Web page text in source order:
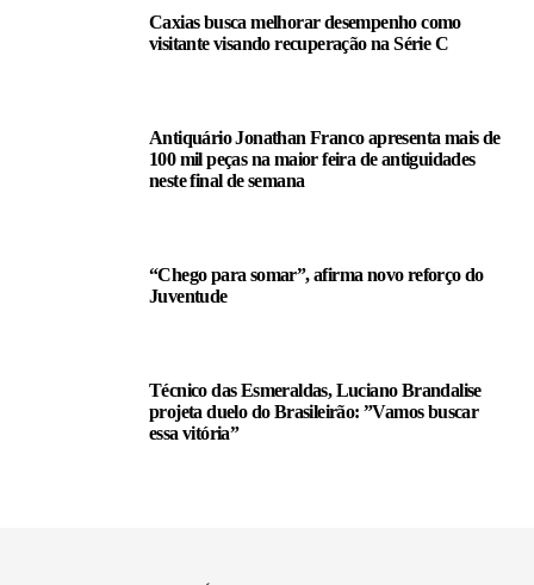
Caxias busca melhorar desempenho como
visitante visando recuperação na Série C
Antiquário Jonathan Franco apresenta mais de
100 mil peças na maior feira de antiguidades
neste final de semana
“Chego para somar”, afirma novo reforço do
Juventude
Técnico das Esmeraldas, Luciano Brandalise
projeta duelo do Brasileirão: ”Vamos buscar
essa vitória”